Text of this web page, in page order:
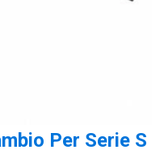
Per Serie S